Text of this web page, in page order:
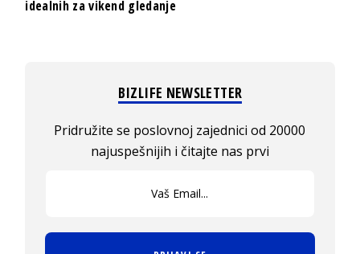
idealnih za vikend gledanje
BIZLIFE NEWSLETTER
Pridružite se poslovnoj zajednici od 20000
najuspešnijih i čitajte nas prvi